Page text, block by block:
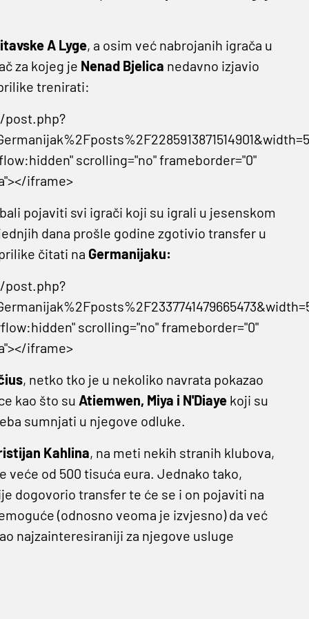
A Lyge, a osim već nabrojanih igrača u
za kojeg je Nenad Bjelica nedavno izjavio
trenirati:
scrolling="no" frameborder="0"
iframe>
pojaviti svi igrači koji su igrali u jesenskom
dana prošle godine zgotivio transfer u
čitati na Germanijaku:
scrolling="no" frameborder="0"
iframe>
, netko tko je u nekoliko navrata pokazao
kao što su Atiemwen, Miya i N'Diayekoji su
sumnjati u njegove odluke.
Kahlina, na meti nekih stranih klubova,
veće od 500 tisuća eura. Jednako tako,
dogovorio transfer te će se i on pojaviti na
(odnosno veoma je izvjesno) da već
najzainteresiraniji za njegove usluge